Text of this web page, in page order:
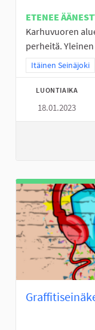
ETENEE
Karhuvuoren
perheitä.
Rajaa tulokset
Itäinen Seinäjoki
LUONTIAIKA
18.01.2023